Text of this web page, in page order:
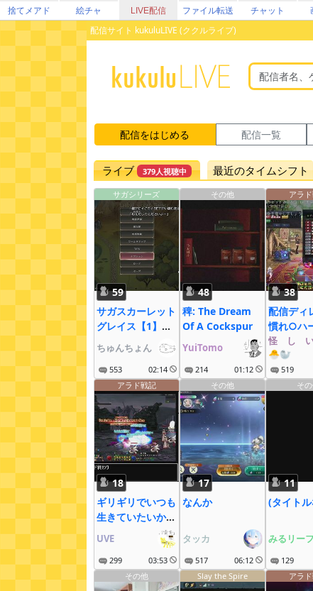
捨てメアド 絵チャ LIVE配信 ファイル転送 チャット
配信サイト kukuluLIVE (ククルライブ)
配信をはじめる 配信一覧
ライブ 379人視聴中 最近のタイムシフト
サガシリーズ
59
サガスカーレット
グレイス【1】始
める！
ちゅんちょん
553 02:14
その他
48
稗: The Dream
Of A Cockspur
YuiTomo
214 01:12
アラ
38
配信ディ
慣れ○ハ
12：30～
怪゚し゚
🐣🦭
519
アラド戦記
18
ギリギリでいつも
生きていたいか
ら.arad
UVE
299 03:53
その他
17
なんか
タッカ
517 06:12
そ
11
(タイト
みるリーフ
129
その他
Slay the Spire アラ